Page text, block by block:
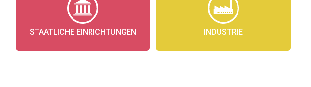
STAATLICHE EINRICHTUNGEN INDUSTRIE